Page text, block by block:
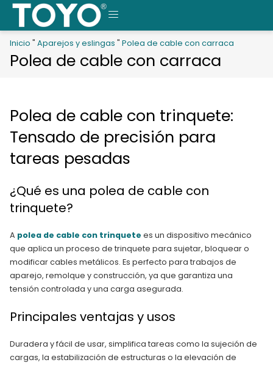
Saltar
contenido
MENÚ
Polea de cable con carraca
Inicio " Aparejos y eslingas " Polea de cable con carraca
Polea de cable con trinquete:
Tensado de precisión para
tareas pesadas
¿Qué es una polea de cable con
trinquete?
A polea de cable con trinquete es un dispositivo mecánico
que aplica un proceso de trinquete para sujetar, bloquear o
modificar cables metálicos. Es perfecto para trabajos de
aparejo, remolque y construcción, ya que garantiza una
tensión controlada y una carga asegurada.
Principales ventajas y usos
Duradera y fácil de usar, simplifica tareas como la sujeción de
cargas, la estabilización de estructuras o la elevación de